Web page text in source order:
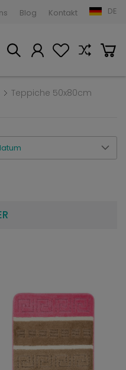
Blog Kontakt DE
Teppiche 50x80cm